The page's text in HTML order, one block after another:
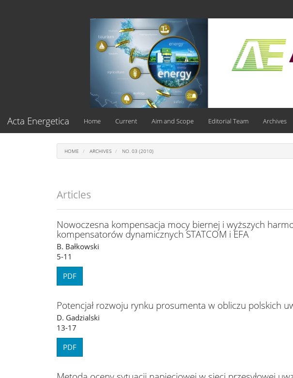
Acta Energetica Home Current Aim and Scope Editorial Team Archives
HOME ARCHIVES NO. 03 (2010)
Articles
Nowoczesna kompensacja mocy biernej i wyższych
kompensatorów dynamicznych STATCOM i EFA
B. Bałkowski
5-11
PDF
Potencjał rozwoju rynku prosumenta w obliczu polskich
D. Gadzialski
13-17
PDF